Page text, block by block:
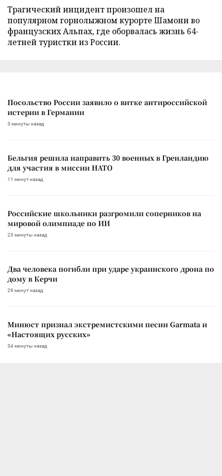
Трагический инцидент произошел на
популярном горнолыжном курорте Шамони во
французских Альпах, где оборвалась жизнь 64-
летней туристки из России.
Посольство России заявило о витке антироссийской
истерии в Германии
3 минуты назад
Бельгия решила направить 30 военных в Гренландию
для участия в миссии НАТО
11 минут назад
Российские школьники разгромили соперников на
мировой олимпиаде по ИИ
23 минуты назад
Два человека погибли при ударе украинского дрона по
дому в Керчи
29 минут назад
Минюст признал экстремистскими песни Garmata и
«Настоящих русских»
34 минуты назад